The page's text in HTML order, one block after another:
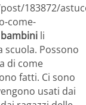
183872/
come-
li
Possono
di come
fatti. Ci sono
usati dai